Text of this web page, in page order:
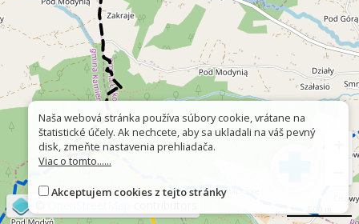
Naša webová stránka používa súbory cookie, vrátane na
štatistické účely. Ak nechcete, aby sa ukladali na váš pevný
disk, zmeňte nastavenia prehliadača.
Viac o tomto......
Akceptujem cookies z tejto stránky